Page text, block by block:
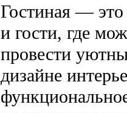
Гостиная — это
и гости, где
провести
дизайне